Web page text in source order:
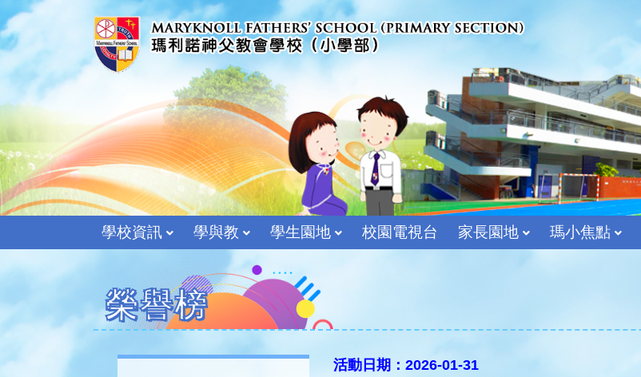
學校資訊 學與教 學生園地 校園電視台 家長園地 瑪小焦點
榮譽榜
活動日期：2026-01-31